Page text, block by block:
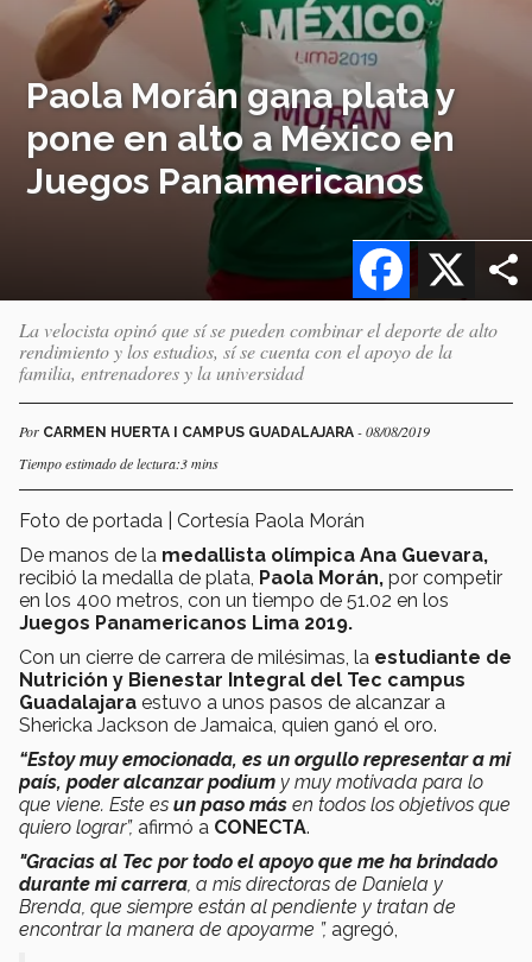
Paola Morán gana plata y
pone en alto a México en
Juegos Panamericanos
X
Facebook
La velocista opinó que sí se pueden combinar el deporte de alto
rendimiento y los estudios, sí se cuenta con el apoyo de la
familia, entrenadores y la universidad
Por CARMEN HUERTA I CAMPUS GUADALAJARA - 08/08/2019
Tiempo estimado de lectura:3 mins
Foto de portada | Cortesía Paola Morán
De manos de la medallista olímpica Ana Guevara,
recibió la medalla de plata, Paola Morán, por competir
en los 400 metros, con un tiempo de 51.02 en los
Juegos Panamericanos Lima 2019.
Con un cierre de carrera de milésimas, la estudiante de
Nutrición y Bienestar Integral del Tec campus
Guadalajara estuvo a unos pasos de alcanzar a
Shericka Jackson de Jamaica, quien ganó el oro.
“Estoy muy emocionada, es un orgullo representar a mi
país, poder alcanzar podium y muy motivada para lo
que viene. Este es un paso más en todos los objetivos que
quiero lograr”, afirmó a CONECTA.
"Gracias al Tec por todo el apoyo que me ha brindado
durante mi carrera , a mis directoras de Daniela y
Brenda, que siempre están al pendiente y tratan de
encontrar la manera de apoyarme ”, agregó,